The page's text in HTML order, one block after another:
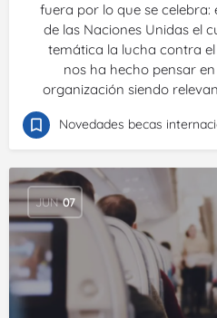
fuera por lo que se celebra:
de las Naciones Unidas el
temática la lucha contra
nos ha hecho pensar
organización siendo
Novedades becas
JUN 07